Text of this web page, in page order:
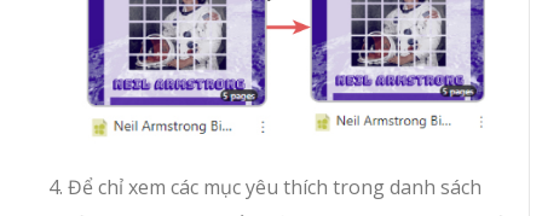
Để chỉ xem các mục yêu thích trong danh sách